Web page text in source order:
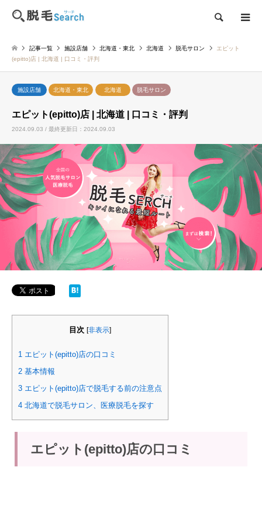
検索
記事一覧 施設店舗 北海道・東北 北海道 脱毛サロン
エピット
(epitto)店 | 北海道 | 口コミ・評判
施設店舗 北海道・東北 北海道 脱毛サロン
エピット(epitto)店 | 北海道 | 口コミ・評判
2024.09.03 / 最終更新日：2024.09.03
目次 [非表示]
1 エピット(epitto)店の口コミ
2 基本情報
3 エピット(epitto)店で脱毛する前の注意点
4 北海道で脱毛サロン、医療脱毛を探す
エピット(epitto)店の口コミ